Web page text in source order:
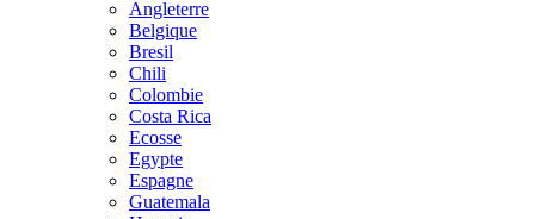
Angleterre
Belgique
Bresil
Chili
Colombie
Costa Rica
Ecosse
Egypte
Espagne
Guatemala